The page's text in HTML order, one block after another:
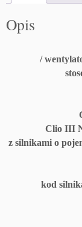
w
C
Opis
/
Clio III
z silnikami o
kod